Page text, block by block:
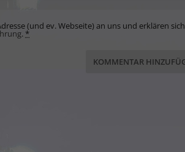
(und ev. Webseite) an uns und erklären sich
.*